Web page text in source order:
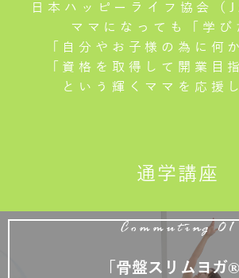
日本ハッピーライフ協会（
ママになっても「学び
「自分やお子様の為に何
「資格を取得して開業目
という輝くママを応援
通学講座
Commuting 01
「骨盤スリムヨガ®